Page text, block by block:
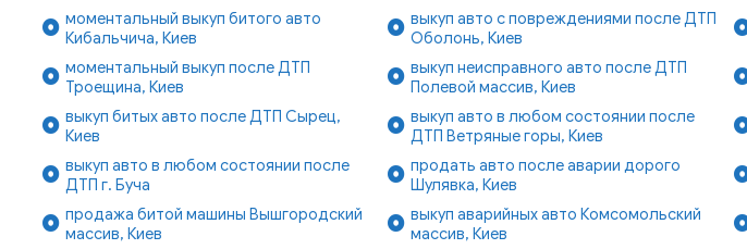
моментальный выкуп битого авто
Кибальчича, Киев
выкуп авто с повреждениями после ДТП
Оболонь, Киев
моментальный выкуп после ДТП
Троещина, Киев
выкуп неисправного авто после ДТП
Полевой массив, Киев
выкуп битых авто после ДТП Сырец,
Киев
выкуп авто в любом состоянии после
ДТП Ветряные горы, Киев
выкуп авто в любом состоянии после
ДТП г. Буча
продать авто после аварии дорого
Шулявка, Киев
продажа битой машины Вышгородский
массив, Киев
выкуп аварийных авто Комсомольский
массив, Киев